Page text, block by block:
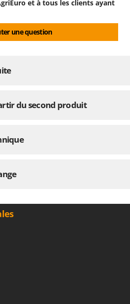
et à tous les clients ayant
une question
du second produit